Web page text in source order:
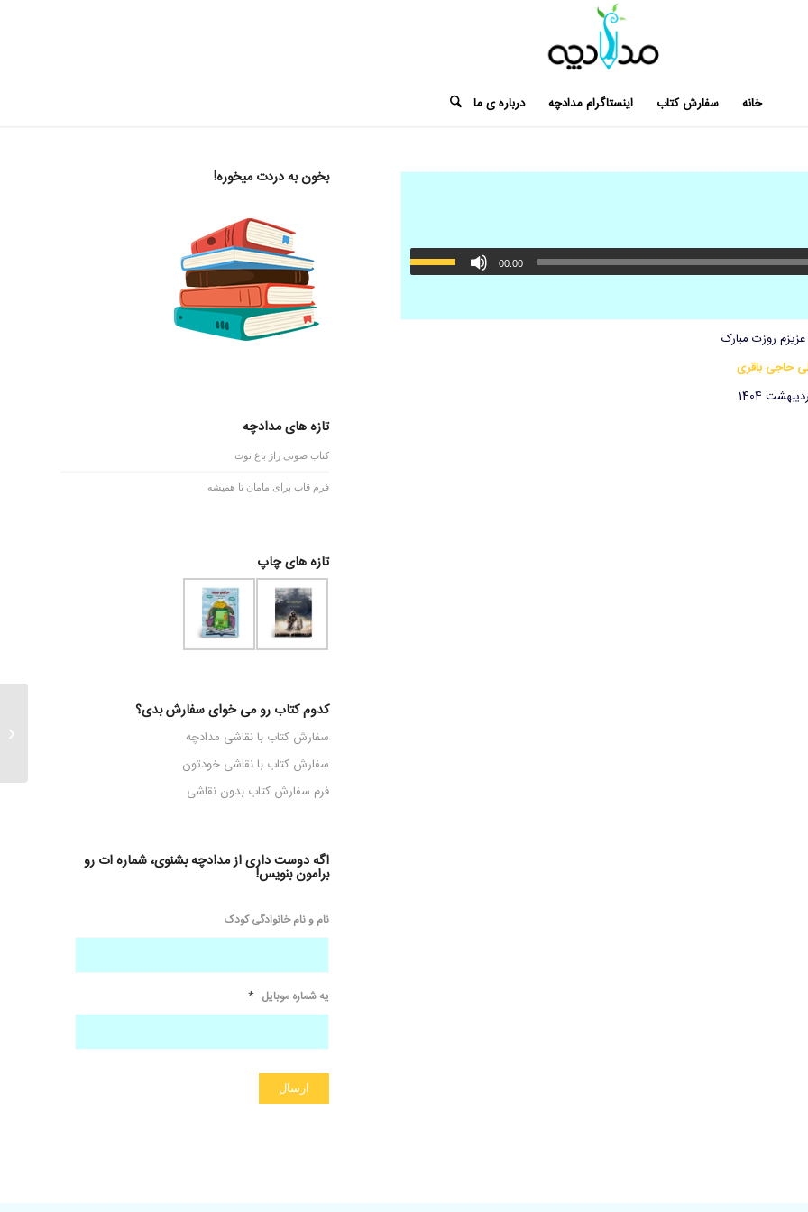
خانه سفارش کتاب اینستاگرام مدادچه درباره ی ما
00:00
روزت مبارک
حاجی باقری
1404
بخون به دردت میخوره!
تازه های مدادچه
کتاب صوتی راز باغ توت
فرم قاب برای مامان تا همیشه
تازه های چاپ
کدوم کتاب رو می خوای سفارش بدی؟
سفارش کتاب با نقاشی مدادچه
سفارش کتاب با نقاشی خودتون
فرم سفارش کتاب بدون نقاشی
اگه دوست داری از مدادچه بشنوی، شماره ات رو
برامون بنویس!
نام و نام خانوادگی کودک
یه شماره موبایل *